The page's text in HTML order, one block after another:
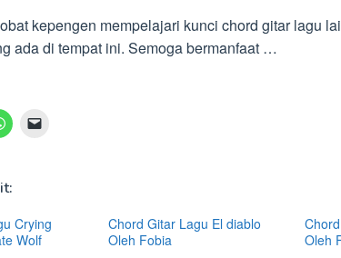
kepengen mempelajari kunci chord gitar lagu
ada di tempat ini. Semoga bermanfaat …
Crying
Wolf
Chord Gitar Lagu El diablo
Oleh Fobia
Oleh